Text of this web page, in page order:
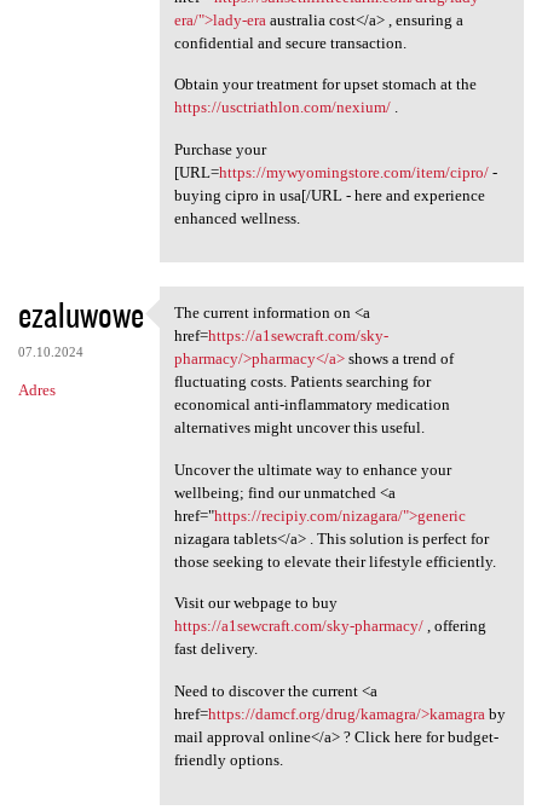
era/">lady-era australia cost</a> , ensuring a
confidential and secure transaction.
Obtain your treatment for upset stomach at the
https://usctriathlon.com/nexium/.
Purchase your
[URL=https://mywyomingstore.com/item/cipro/-
buying cipro in usa[/URL - here and experience
enhanced wellness.
ezaluwowe
07.10.2024
Adres
The current information on <a
The current information on <a
href=https://a1sewcraft.com/sky-
pharmacy/>pharmacy</a>shows a trend of
fluctuating costs. Patients searching for
economical anti-inflammatory medication
alternatives might uncover this useful.
Uncover the ultimate way to enhance your
wellbeing; find our unmatched <a
href="https://recipiy.com/nizagara/">generic
nizagara tablets</a> . This solution is perfect for
those seeking to elevate their lifestyle efficiently.
Visit our webpage to buy
https://a1sewcraft.com/sky-pharmacy/, offering
fast delivery.
Need to discover the current <a
href=https://damcf.org/drug/kamagra/>kamagraby
mail approval online</a> ? Click here for budget-
friendly options.